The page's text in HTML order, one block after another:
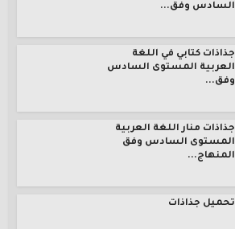
السادس وفق...
جذاذات كتابي في اللغة
العربية المستوى السادس
وفق...
جذاذات منار اللغة العربية
المستوى السادس وفق
المنهاج...
تحميل جذاذات